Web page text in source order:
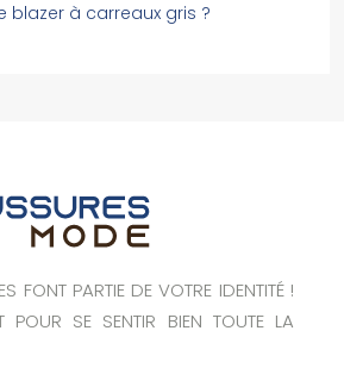
blazer à carreaux gris ?
FONT PARTIE DE VOTRE IDENTITÉ !
POUR SE SENTIR BIEN TOUTE LA